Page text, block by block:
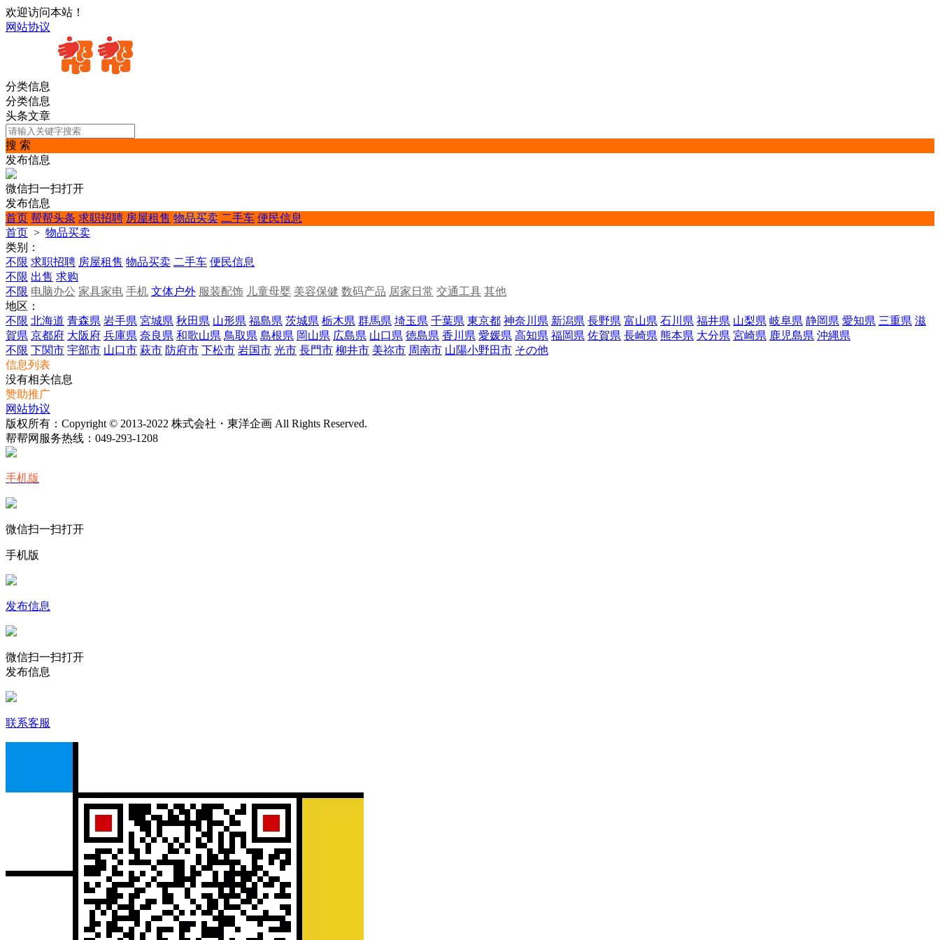
欢迎访问本站！
网站协议
分类信息
分类信息
头条文章
搜 索
发布信息
微信扫一扫打开
发布信息
首页 帮帮头条 求职招聘 房屋租售 物品买卖 二手车 便民信息
首页 > 物品买卖
类别：
不限 求职招聘 房屋租售 物品买卖 二手车 便民信息
不限 出售 求购
不限 电脑办公 家具家电 手机 文体户外 服装配饰 儿童母婴 美容保健 数码产品 居家日常 交通工具 其他
地区：
不限 北海道 青森県 岩手県 宮城県 秋田県 山形県 福島県 茨城県 栃木県 群馬県 埼玉県 千葉県 東京都 神奈川県 新潟県 長野県 富山県 石川県 福井県 山梨県 岐阜県 静岡県 愛知県 三重県 滋
賀県 京都府 大阪府 兵庫県 奈良県 和歌山県 鳥取県 島根県 岡山県 広島県 山口県 徳島県 香川県 愛媛県 高知県 福岡県 佐賀県 長崎県 熊本県 大分県 宮崎県 鹿児島県 沖縄県
不限 下関市 宇部市 山口市 萩市 防府市 下松市 岩国市 光市 長門市 柳井市 美祢市 周南市 山陽小野田市 その他
信息列表
没有相关信息
赞助推广
网站协议
版权所有：Copyright © 2013-2022 株式会社・東洋企画 All Rights Reserved.
帮帮网服务热线： 049-293-1208
手机版
微信扫一扫打开
手机版
发布信息
微信扫一扫打开
发布信息
联系客服